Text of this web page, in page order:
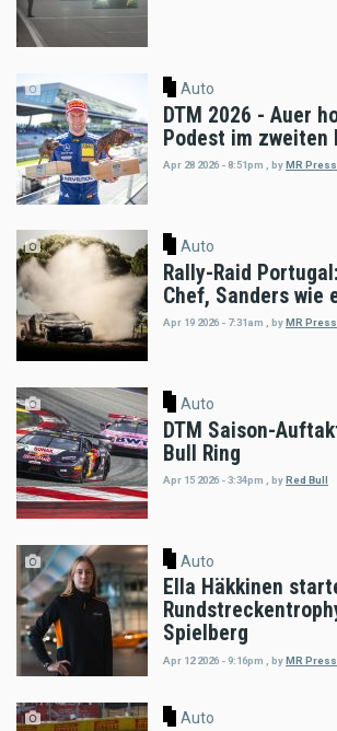
Auto
DTM 2026 - Auer
Podest im zweiten
Apr 28 2026 - 8:51pm , by MR
Auto
Rally-Raid
Chef, Sanders wie
Apr 19 2026 - 7:31am , byMR
Auto
DTM Saison-
Bull Ring
Apr 15 2026 - 3:34pm byRed Bull
Auto
Ella Häkkinen
Spielberg
Apr 12 2026 - 9:16pm byMR
Auto